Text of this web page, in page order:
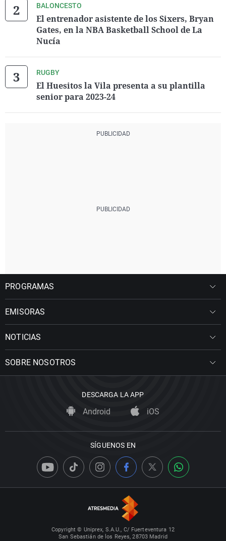
BALONCESTO
El entrenador asistente de los Sixers, Bryan
Gates, en la NBA Basketball School de La
Nucía
RUGBY
El Huesitos la Vila presenta a su plantilla
senior para 2023-24
PROGRAMAS
EMISORAS
NOTICIAS
SOBRE NOSOTROS
DESCARGA LA APP
Android iOS
SÍGUENOS EN
Copyright © Uniprex, S.A.U., C/ Fuerteventura 12
San Sebastián de los Reyes, 28703 Madrid